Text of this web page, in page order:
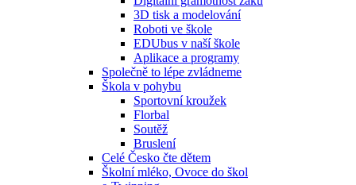
3D tisk a modelování
Roboti ve škole
EDUbus v naší škole
Aplikace a programy
Společně to lépe zvládneme
Škola v pohybu
Sportovní kroužek
Florbal
Soutěž
Bruslení
Celé Česko čte dětem
Školní mléko, Ovoce do škol